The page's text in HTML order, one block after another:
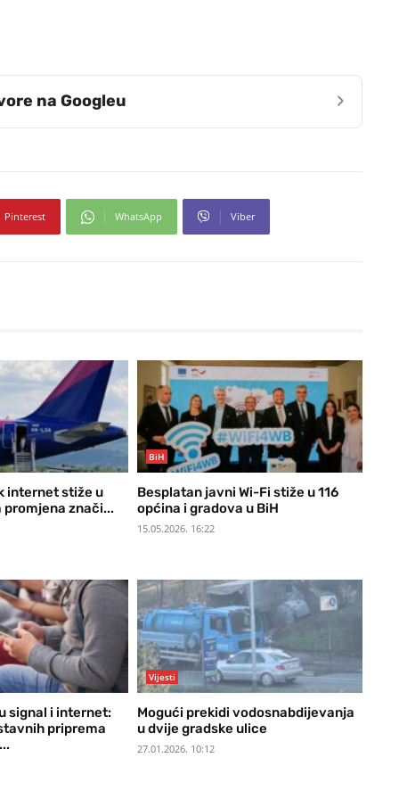
na Googleu ›
Pinterest WhatsApp Viber
internet stiže u
promjena znači...
BiH
Besplatan javni Wi-Fi stiže u 116
općina i gradova u BiH
15.05.2026. 16:22
signal i internet:
priprema
Vijesti
Mogući prekidi vodosnabdijevanja
u dvije gradske ulice
27.01.2026. 10:12